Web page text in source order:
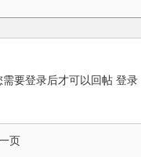
需要登录后才可以回帖 登录|
页